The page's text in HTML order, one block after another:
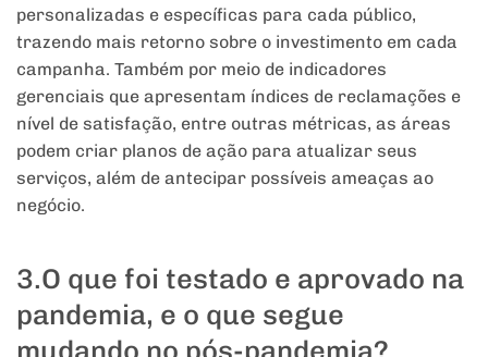
personalizadas e específicas para cada público,
trazendo mais retorno sobre o investimento em cada
campanha. Também por meio de indicadores
gerenciais que apresentam índices de reclamações e
nível de satisfação, entre outras métricas, as áreas
podem criar planos de ação para atualizar seus
serviços, além de antecipar possíveis ameaças ao
negócio.
3.O que foi testado e aprovado na
pandemia, e o que segue
mudando no pós-pandemia?